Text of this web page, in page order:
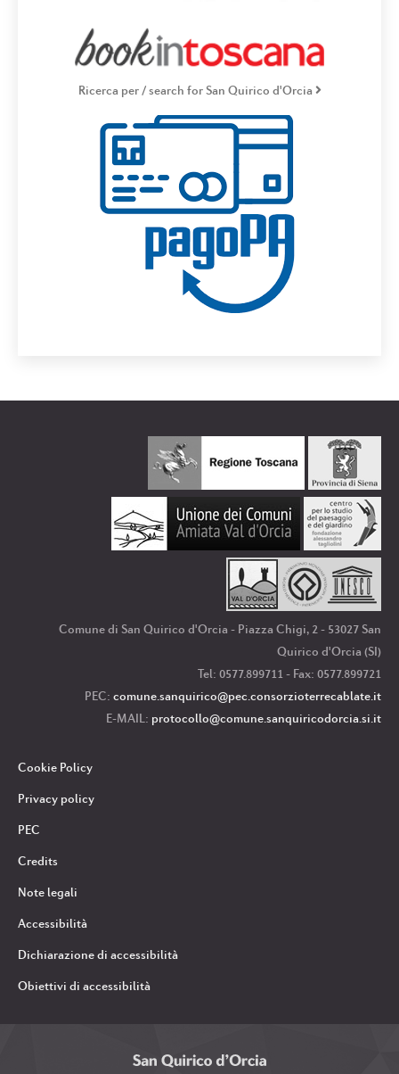
Ricerca per / search for San Quirico d'Orcia
Comune di San Quirico d'Orcia - Piazza Chigi, 2 - 53027 San
Quirico d'Orcia (SI)
Tel: 0577.899711 - Fax: 0577.899721
PEC: comune.sanquirico@pec.consorzioterrecablate.it
E-MAIL: protocollo@comune.sanquiricodorcia.si.it
Cookie Policy
Privacy policy
PEC
Credits
Note legali
Accessibilità
Dichiarazione di accessibilità
Obiettivi di accessibilità